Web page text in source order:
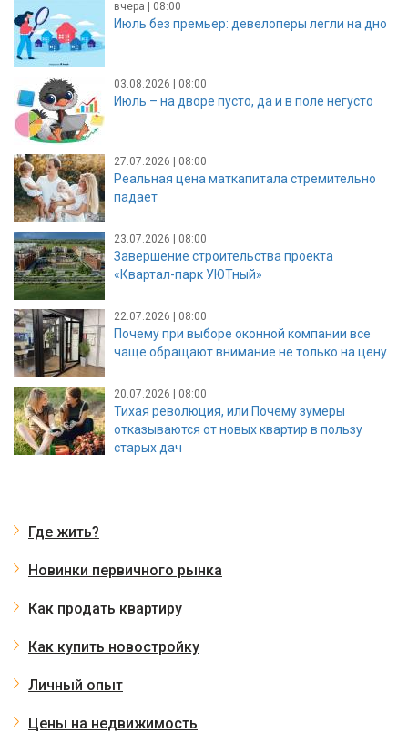
вчера | 08:00
Июль без премьер: девелоперы легли на дно
03.08.2026 | 08:00
Июль – на дворе пусто, да и в поле негусто
27.07.2026 | 08:00
Реальная цена маткапитала стремительно
падает
23.07.2026 | 08:00
Завершение строительства проекта
«Квартал-парк УЮТный»
22.07.2026 | 08:00
Почему при выборе оконной компании все
чаще обращают внимание не только на цену
20.07.2026 | 08:00
Тихая революция, или Почему зумеры
отказываются от новых квартир в пользу
старых дач
Где жить?
Новинки первичного рынка
Как продать квартиру
Как купить новостройку
Личный опыт
Цены на недвижимость